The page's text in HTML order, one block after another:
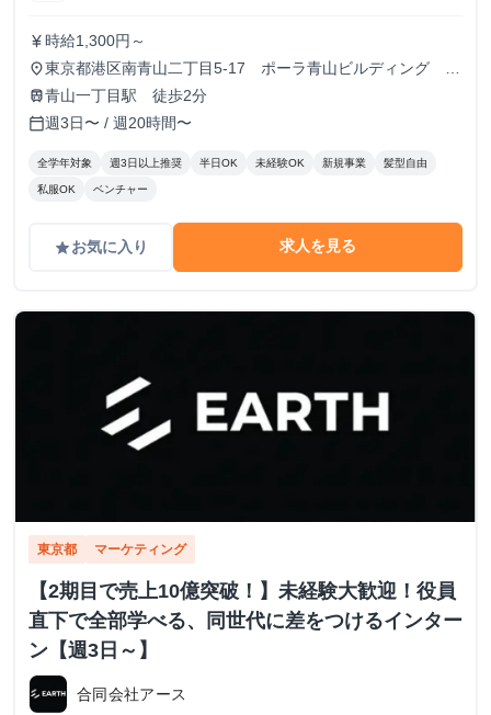
currency_yen 時給1,300円～
place東京都港区南青山二丁目5-17 ポーラ青山ビルディング
13F
train青山一丁目駅 徒歩2分
calendar_today週3日〜 / 週20時間〜
全学年対象 週3日以上推奨 半日OK 未経験OK 新規事業 髪型自由
私服OK ベンチャー
gradeお気に入り 求人を見る
東京都 マーケティング
【2期目で売上10億突破！】未経験大歓迎！役員
直下で全部学べる、同世代に差をつけるインター
ン【週3日～】
合同会社アース